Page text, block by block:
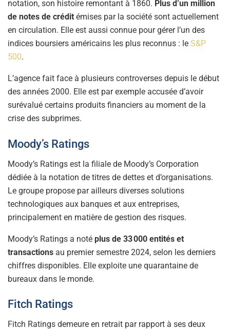
notation, son histoire remontant à 1860. Plus d’un million
de notes de crédit émises par la société sont actuellement
en circulation. Elle est aussi connue pour gérer l’un des
indices boursiers américains les plus reconnus : le S&P
500.
L’agence fait face à plusieurs controverses depuis le début
des années 2000. Elle est par exemple accusée d’avoir
surévalué certains produits financiers au moment de la
crise des subprimes.
Moody’s Ratings
Moody’s Ratings est la filiale de Moody’s Corporation
dédiée à la notation de titres de dettes et d’organisations.
Le groupe propose par ailleurs diverses solutions
technologiques aux banques et aux entreprises,
principalement en matière de gestion des risques.
Moody’s Ratings a noté plus de 33 000 entités et
transactions au premier semestre 2024, selon les derniers
chiffres disponibles. Elle exploite une quarantaine de
bureaux dans le monde.
Fitch Ratings
Fitch Ratings demeure en retrait par rapport à ses deux